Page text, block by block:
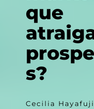
que
s?
Cecilia Hayafuji